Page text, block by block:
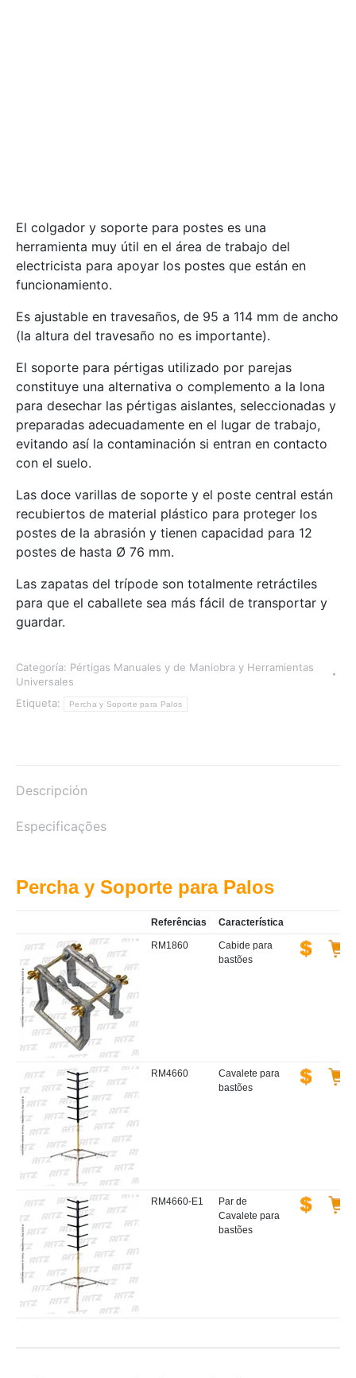
El colgador y soporte para postes es una
herramienta muy útil en el área de trabajo del
electricista para apoyar los postes que están en
funcionamiento.
Es ajustable en travesaños, de 95 a 114 mm de ancho
(la altura del travesaño no es importante).
El soporte para pértigas utilizado por parejas
constituye una alternativa o complemento a la lona
para desechar las pértigas aislantes, seleccionadas y
preparadas adecuadamente en el lugar de trabajo,
evitando así la contaminación si entran en contacto
con el suelo.
Las doce varillas de soporte y el poste central están
recubiertos de material plástico para proteger los
postes de la abrasión y tienen capacidad para 12
postes de hasta Ø 76 mm.
Las zapatas del trípode son totalmente retráctiles
para que el caballete sea más fácil de transportar y
guardar.
Categoría: Pértigas Manuales y de Maniobra y Herramientas
Universales
Etiqueta:
Percha y Soporte para Palos
Descripción
Especificações
Percha y Soporte para Palos
Referências Característica
RM1860
Cabide para
bastões
RM4660
Cavalete para
bastões
RM4660-E1
Par de
Cavalete para
bastões